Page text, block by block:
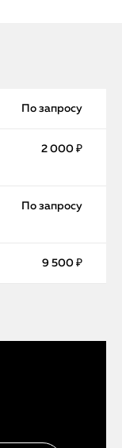
По запросу
2 000 ₽
По запросу
9 500 ₽